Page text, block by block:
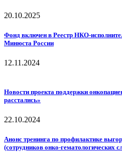
20.10.2025
Фонд включен в Реестр НКО-
Минюста России
12.11.2024
Новости проекта поддержки
расстались»
22.10.2024
Анонс тренинга по профилактике
(сотрудников онко-гематологических